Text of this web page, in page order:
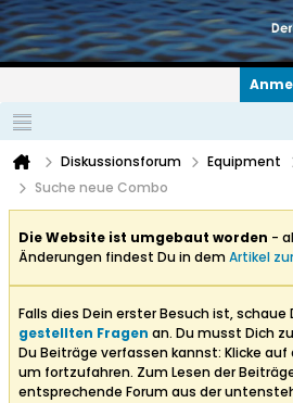
Diskussionsforum Equipment
Suche neue Combo
Die Website ist umgebaut worden -
Änderungen findest Du in demArtikel
Falls dies Dein erster Besuch ist, schaue
gestellten Fragen an. Du musst Dich
Du Beiträge verfassen kannst: Klicke auf
um fortzufahren. Zum Lesen der
entsprechende Forum aus der